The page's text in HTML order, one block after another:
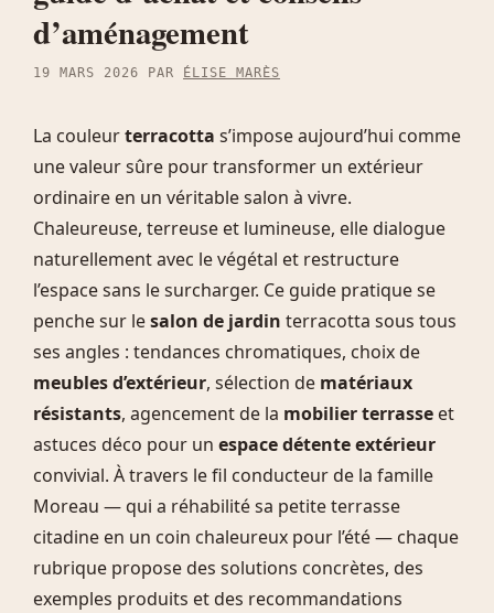
d’aménagement
19 MARS 2026 PAR ÉLISE MARÈS
La couleurterracotta s’impose aujourd’hui comme
une valeur sûre pour transformer un extérieur
ordinaire en un véritable salon à vivre.
Chaleureuse, terreuse et lumineuse, elle dialogue
naturellement avec le végétal et restructure
l’espace sans le surcharger. Ce guide pratique se
penche sur lesalon de jardin terracotta sous tous
ses angles : tendances chromatiques, choix de
meubles d’extérieur, sélection de matériaux
résistants, agencement de la mobilier terrasse et
astuces déco pour un espace détente extérieur
convivial. À travers le fil conducteur de la famille
Moreau — qui a réhabilité sa petite terrasse
citadine en un coin chaleureux pour l’été — chaque
rubrique propose des solutions concrètes, des
exemples produits et des recommandations